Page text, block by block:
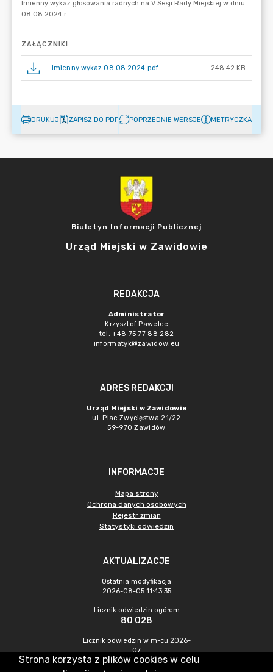
ZAŁĄCZNIKI
Imienny wykaz 08.08.2024.pdf 248.42 KB
DRUKUJ ZAPISZ DO PDF POPRZEDNIE WERSJE METRYCZKA
Biuletyn Informacji Publicznej
Urząd Miejski w Zawidowie
REDAKCJA
Administrator
Krzysztof Pawelec
tel. +48 75 77 88 282
informatyk@zawidow.eu
ADRES REDAKCJI
Urząd Miejski w Zawidowie
ul. Plac Zwycięstwa 21/22
59-970 Zawidów
INFORMACJE
Mapa strony
Ochrona danych osobowych
Rejestr zmian
Statystyki odwiedzin
AKTUALIZACJE
Ostatnia modyfikacja
2026-08-05 11:43:35
Licznik odwiedzin ogółem
80 028
Licznik odwiedzin w m-cu 2026-
07
146
Strona korzysta z plików cookies w celu